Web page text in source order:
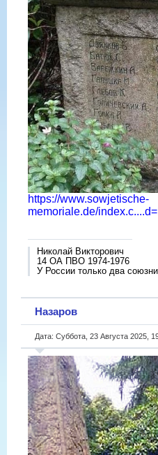
https://www.sowjetische-
memoriale.de/
Николай Викторович
14 ОА ПВО 1974-1976
У России только два
Назаров
Дата: Суббота, 23 Августа 2025,